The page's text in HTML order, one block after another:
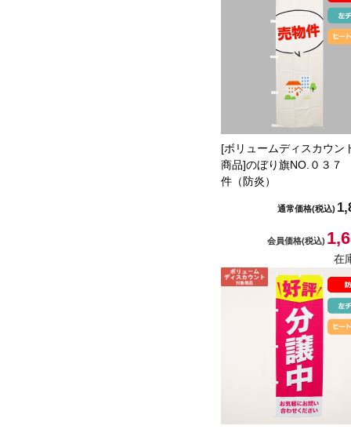
[ボリュームディスカウン
商品]のぼり旗NO.０３
件（防炎）
通常価格(税込)
会員価格(税込)
在